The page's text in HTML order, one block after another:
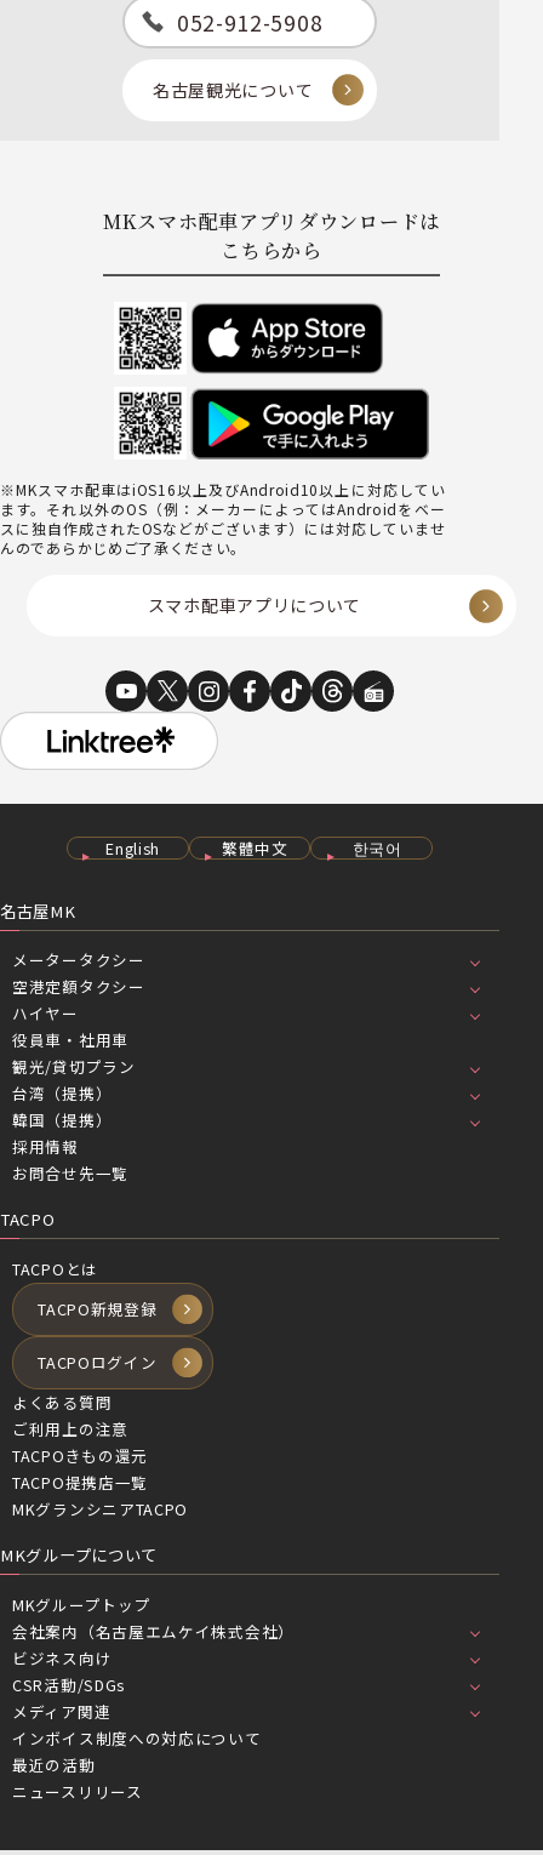
052-912-5908
名古屋観光について
MKスマホ配車アプリダウンロードは
こちらから
※MKスマホ配車はiOS16以上及びAndroid10以上に対応してい
ます。それ以外のOS（例：メーカーによってはAndroidをベー
スに独自作成されたOSなどがございます）には対応していませ
んのであらかじめご了承ください。
スマホ配車アプリについて
English 繁體中文 한국어
名古屋MK
メータータクシー
空港定額タクシー
ハイヤー
役員車・社用車
観光/貸切プラン
台湾（提携）
韓国（提携）
採用情報
お問合せ先一覧
TACPO
TACPOとは
TACPO新規登録
TACPOログイン
よくある質問
ご利用上の注意
TACPOきもの還元
TACPO提携店一覧
MKグランシニアTACPO
MKグループについて
MKグループトップ
会社案内（名古屋エムケイ株式会社）
ビジネス向け
CSR活動/SDGs
メディア関連
インボイス制度への対応について
最近の活動
ニュースリリース